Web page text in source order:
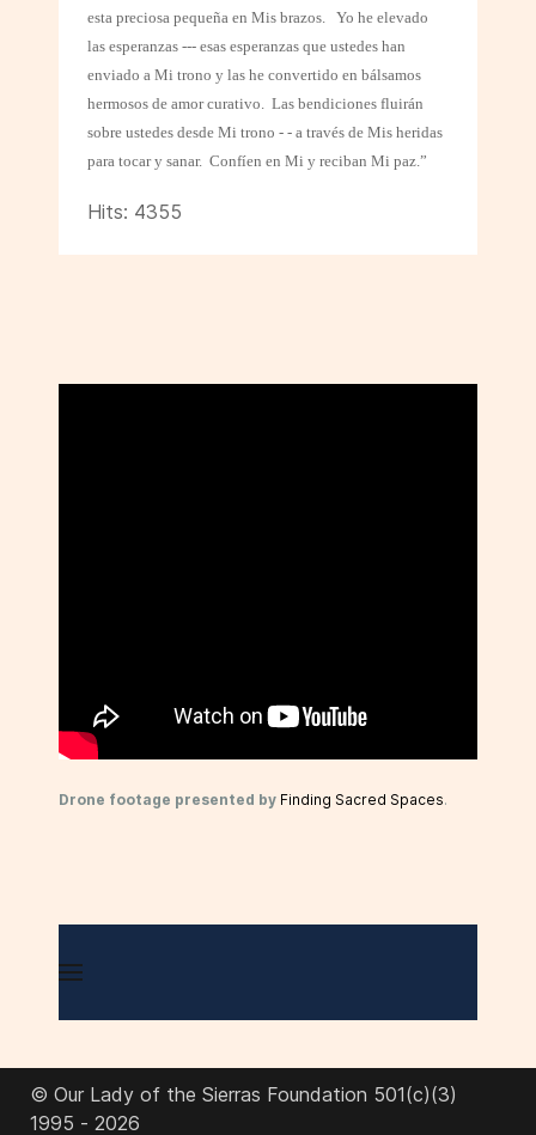
esta preciosa pequeña en Mis brazos. Yo he elevado
las esperanzas --- esas esperanzas que ustedes han
enviado a Mi trono y las he convertido en bálsamos
hermosos de amor curativo. Las bendiciones fluirán
sobre ustedes desde Mi trono - - a través de Mis heridas
para tocar y sanar. Confíen en Mi y reciban Mi paz.”
Hits: 4355
Drone footage presented by Finding Sacred Spaces.
© Our Lady of the Sierras Foundation 501(c)(3)
1995 - 2026